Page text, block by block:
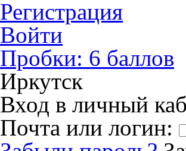
Регистрация
Войти
Пробки: 6 баллов
Иркутск
Вход в личный
Почта или логин: